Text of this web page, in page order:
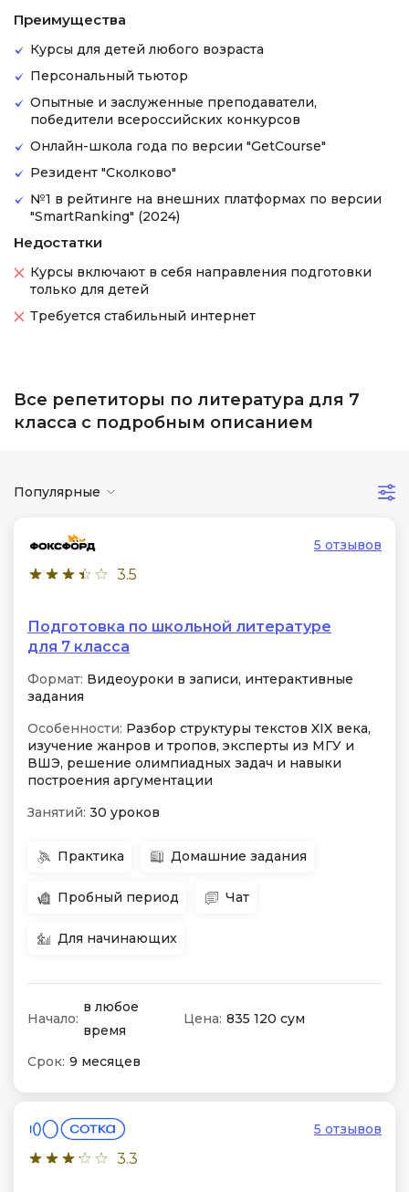
Преимущества
Курсы для детей любого возраста
Персональный тьютор
Опытные и заслуженные преподаватели,
победители всероссийских конкурсов
Онлайн-школа года по версии "GetCourse"
Резидент "Сколково"
№1 в рейтинге на внешних платформах по версии
"SmartRanking" (2024)
Недостатки
Курсы включают в себя направления подготовки
только для детей
Требуется стабильный интернет
Все репетиторы по литература для 7
класса с подробным описанием
Популярные
3.5
5 отзывов
Подготовка по школьной литературе
для 7 класса
Формат: Видеоуроки в записи, интерактивные
задания
Особенности: Разбор структуры текстов XIX века,
изучение жанров и тропов, эксперты из МГУ и
ВШЭ, решение олимпиадных задач и навыки
построения аргументации
Занятий: 30 уроков
Практика Домашние задания
Пробный период Чат
Для начинающих
Начало:
в любое
время
Цена: 835 120 сум
Срок: 9 месяцев
3.3
5 отзывов